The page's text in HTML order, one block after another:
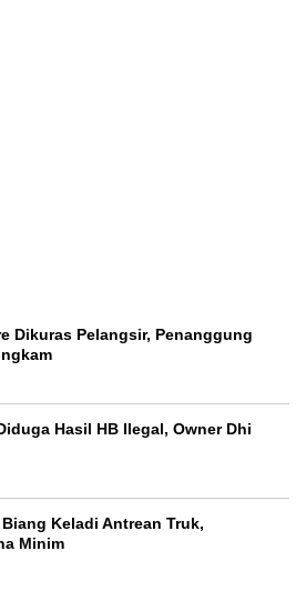
Dikuras Pelangsir, Penanggung
Hasil HB Ilegal, Owner Dhi
Keladi Antrean Truk,
Minim